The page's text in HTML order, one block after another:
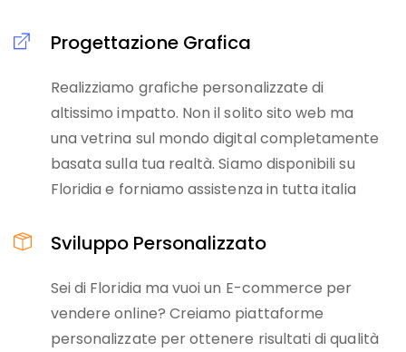
Progettazione Grafica
Realizziamo grafiche personalizzate di
altissimo impatto. Non il solito sito web ma
una vetrina sul mondo digital completamente
basata sulla tua realtà. Siamo disponibili su
Floridia e forniamo assistenza in tutta italia
Sviluppo Personalizzato
Sei di Floridia ma vuoi un E-commerce per
vendere online? Creiamo piattaforme
personalizzate per ottenere risultati di qualità